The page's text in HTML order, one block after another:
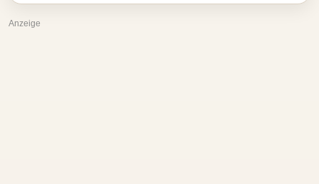
Anzeige